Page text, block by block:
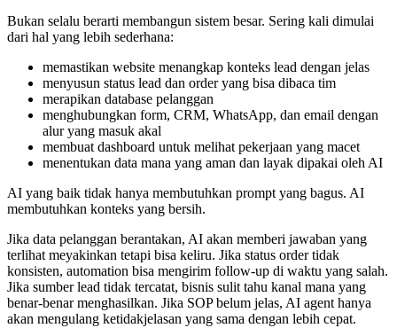
Bukan selalu berarti membangun sistem besar. Sering kali dimulai
dari hal yang lebih sederhana:
memastikan website menangkap konteks lead dengan jelas
menyusun status lead dan order yang bisa dibaca tim
merapikan database pelanggan
menghubungkan form, CRM, WhatsApp, dan email dengan
alur yang masuk akal
membuat dashboard untuk melihat pekerjaan yang macet
menentukan data mana yang aman dan layak dipakai oleh AI
AI yang baik tidak hanya membutuhkan prompt yang bagus. AI
membutuhkan konteks yang bersih.
Jika data pelanggan berantakan, AI akan memberi jawaban yang
terlihat meyakinkan tetapi bisa keliru. Jika status order tidak
konsisten, automation bisa mengirim follow-up di waktu yang salah.
Jika sumber lead tidak tercatat, bisnis sulit tahu kanal mana yang
benar-benar menghasilkan. Jika SOP belum jelas, AI agent hanya
akan mengulang ketidakjelasan yang sama dengan lebih cepat.